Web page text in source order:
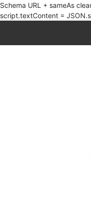
Schema URL + sameAs
script.textContent =